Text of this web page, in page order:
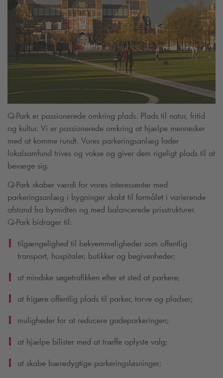
Q-Park er passionerede omkring plads. Plads til natur, fritid
og kultur. Vi er passionerede omkring at hjælpe mennesker
med at komme rundt. Vores parkeringsanlæg lader
lokalsamfund trives og vokse og giver dem rigeligt plads til at
bevæge sig.
Q-Park skaber værdi for vores interessenter med
parkeringsanlæg i bygninger skabt til formålet i varierende
afstand fra bymidten og med balancerede prisstrukturer.
Q-Park bidrager til:
tilgængelighed til bekvemmeligheder som offentlig
transport, hospitaler, butikker og begivenheder;
at mindske søgetrafikken efter et sted at parkere;
at frigøre offentlig plads til parker, torve og pladser;
muligheder for at reducere gadeparkeringen;
at hjælpe bilister med at træffe oplyste valg;
at skabe bæredygtige parkeringsløsninger;